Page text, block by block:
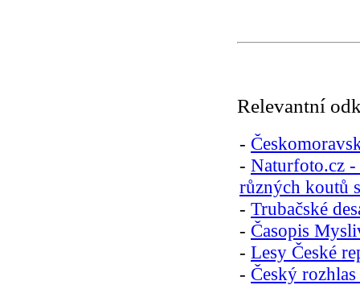
Relevantní
-
- Naturfoto.cz
různých koutů
- Trubačské
- Časopis
- Lesy České
- Český